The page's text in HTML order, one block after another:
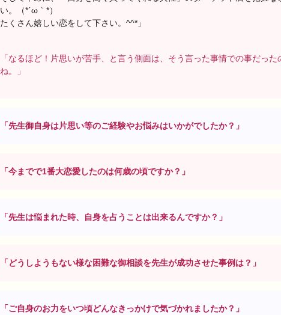
い。（*´ω｀*）
たくさん嬉しい恋をして下さい。^^*」
「なるほど！片思いが苦手、と言う側面は、そう言った事情での事だった
ね。」
「先生御自身は片思い等のご経験やお悩みはいかがでしたか？」
「今までで1番大恋愛したのは何歳の頃ですか？」
「先生は悩まれた時、自身を占うことは出来るんですか？」
「どうしようもない様な困難な御相談を先生が成功させた事例は？」
「ご自身のお力をいつ頃どんなきっかけで気づかれましたか？」